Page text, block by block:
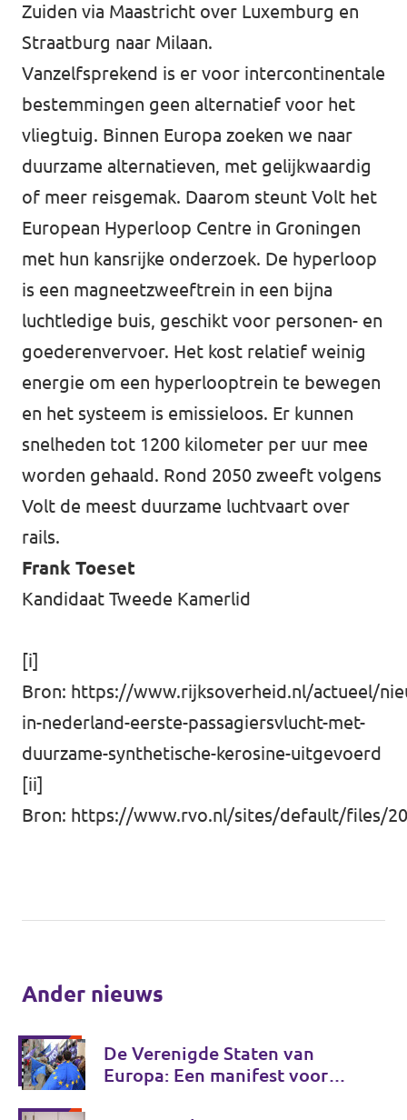
Zuiden via Maastricht over Luxemburg en
Straatburg naar Milaan.
Vanzelfsprekend is er voor intercontinentale
bestemmingen geen alternatief voor het
vliegtuig. Binnen Europa zoeken we naar
duurzame alternatieven, met gelijkwaardig
of meer reisgemak. Daarom steunt Volt het
European Hyperloop Centre in Groningen
met hun kansrijke onderzoek. De hyperloop
is een magneetzweeftrein in een bijna
luchtledige buis, geschikt voor personen- en
goederenvervoer. Het kost relatief weinig
energie om een hyperlooptrein te bewegen
en het systeem is emissieloos. Er kunnen
snelheden tot 1200 kilometer per uur mee
worden gehaald. Rond 2050 zweeft volgens
Volt de meest duurzame luchtvaart over
rails.
Frank Toeset
Kandidaat Tweede Kamerlid
[i]
Bron: https://www.rijksoverheid.nl/actueel/
in-nederland-eerste-passagiersvlucht-met-
duurzame-synthetische-kerosine-uitgevoerd
[ii]
Bron: https://www.rvo.nl/sites/default/files/
Ander nieuws
De Verenigde Staten van
Europa: Een manifest voor